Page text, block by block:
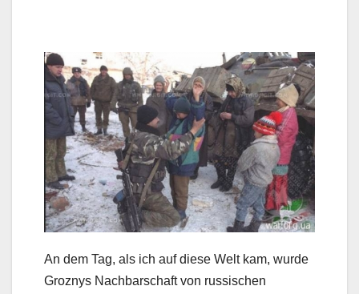
An dem Tag, als ich auf diese Welt kam, wurde
Groznys Nachbarschaft von russischen